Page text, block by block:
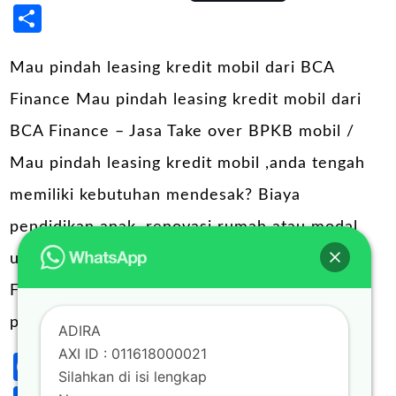
Mau pindah leasing kredit mobil dari BCA
Finance Mau pindah leasing kredit mobil dari
BCA Finance – Jasa Take over BPKB mobil /
Mau pindah leasing kredit mobil ,anda tengah
memiliki kebutuhan mendesak? Biaya
pendidikan anak, renovasi rumah atau modal
usaha? Take over Kredit mobil melalui ADIRA
Finance bisa menjadi solusi terbaik dalam
pemenuhan berbagai …
Facebook
Twitter
Blogger
LinkedIn
Email
ADIRA
AXI ID : 011618000021
Silahkan di isi lengkap